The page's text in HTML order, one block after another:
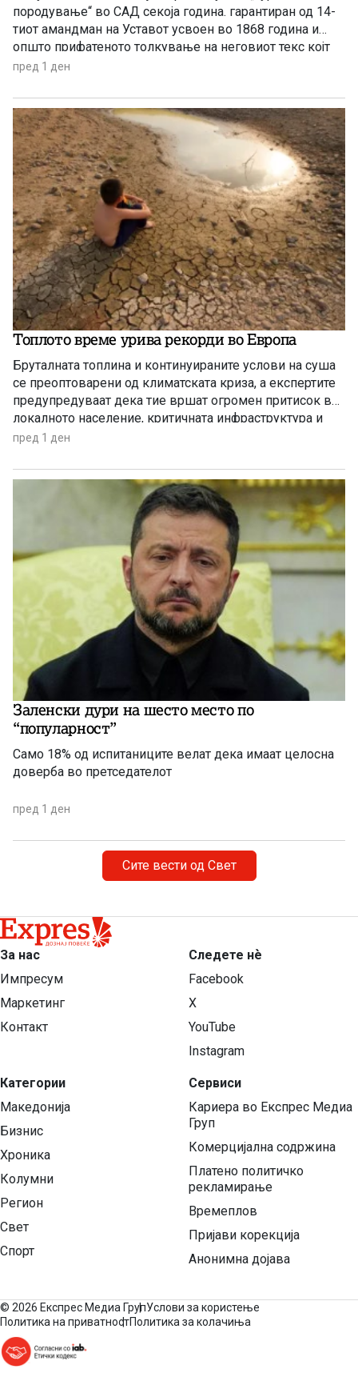
породување“ во САД секоја година. гарантиран од 14-
тиот амандман на Уставот усвоен во 1868 година и
општо прифатеното толкување на неговиот текс којт
гарантира државјанство на речиси секој роден во САД
пред 1 ден
Топлото време урива рекорди во Европа
Бруталната топлина и континуираните услови на суша
се преоптоварени од климатската криза, а експертите
предупредуваат дека тие вршат огромен притисок врз
локалното население, критичната инфраструктура и
дивиот свет низ целиот регион.
пред 1 ден
Заленски дури на шесто место по
“популарност”
Само 18% од испитаниците велат дека имаат целосна
доверба во претседателот
пред 1 ден
Сите вести од Свет
За нас
Импресум
Маркетинг
Контакт
Категории
Македонија
Бизнис
Хроника
Колумни
Регион
Свет
Спорт
Следете нѐ
Facebook
X
YouTube
Instagram
Сервиси
Кариера во Експрес Медиа
Груп
Комерцијална содржина
Платено политичко
рекламирање
Времеплов
Пријави корекција
Анонимна дојава
© 2026 Експрес Медиа ГрупУслови за користење
Политика на приватностПолитика за колачиња